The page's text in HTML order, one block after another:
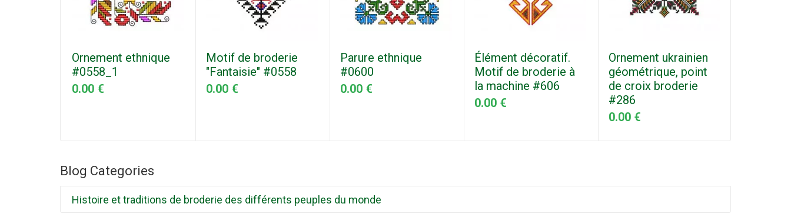
Ornement ethnique
#0558_1
0.00 €
Motif de broderie
"Fantaisie" #0558
0.00 €
Parure ethnique
#0600
0.00 €
Élément décoratif.
Motif de broderie à
la machine #606
0.00 €
Ornement ukrainien
géométrique, point
de croix broderie
#286
0.00 €
Blog Categories
Histoire et traditions de broderie des différents peuples du monde